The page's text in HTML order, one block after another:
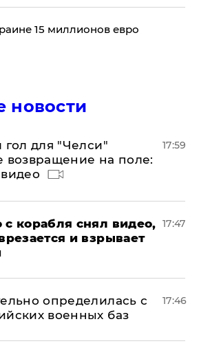
15 миллионов евро
новости
гол для "Челси"
возвращение на поле:
17:59
корабля снял видео,
и взрывает
17:47
определилась с
военных баз
17:46